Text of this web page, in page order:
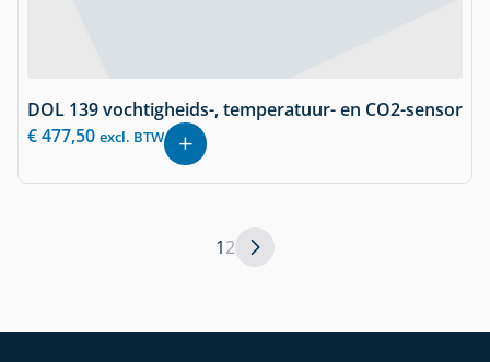
DOL 139 vochtigheids-, temperatuur- en CO2-sensor
€477,50 excl. BTW
12